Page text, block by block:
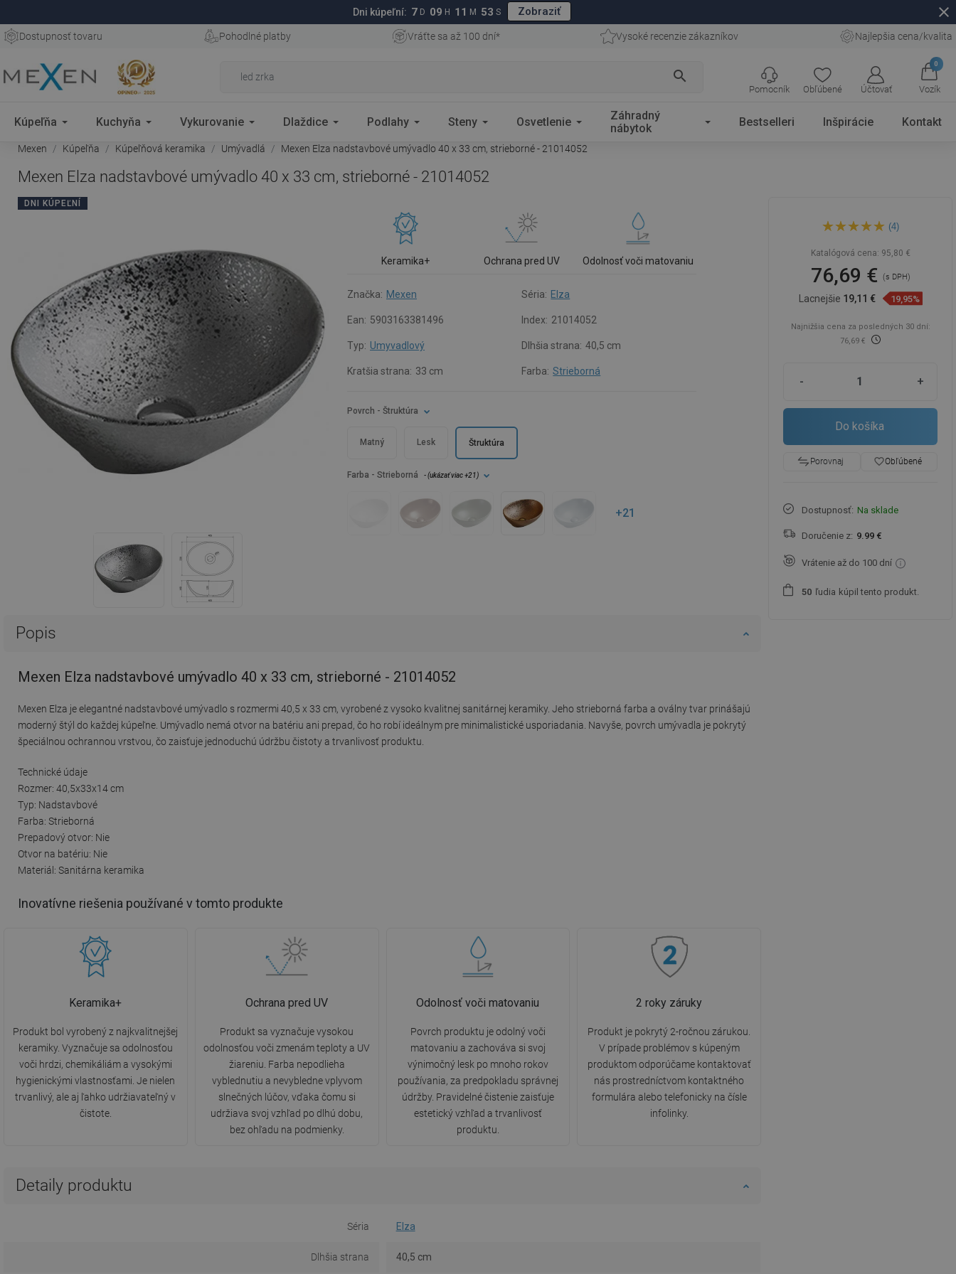
Dni kúpeľní: 7 D 09 H 11 M 52 S Zobraziť close
Dostupnosť tovaru Pohodlné platby Vráťte sa až 100 dní* Vysoké recenzie zákazníkov Najlepšia cena/kvalita
search
Obľúbené Účtovať
0
Vozík
Pomocník
Kúpeľňa Kuchyňa Vykurovanie Dlaždice Podlahy Steny Osvetlenie
Záhradný
nábytok
Bestselleri Inšpirácie Kontakt
Mexen Kúpeľňa Kúpeľňová keramika Umývadlá Mexen Elza nadstavbové umývadlo 40 x 33 cm, strieborné - 21014052
Mexen Elza nadstavbové umývadlo 40 x 33 cm, strieborné - 21014052
DNI KÚPEĽNÍ
Keramika+ Ochrana pred UV Odolnosť voči matovaniu
Značka: Mexen Séria: Elza
Ean: 5903163381496 Index: 21014052
Typ: Umyvadlový Dlhšia strana: 40,5 cm
Kratšia strana: 33 cm Farba: Strieborná
Farba - Strieborná - (ukázať viac+21)
+21
Povrch - Štruktúra
Lesk
Matný Štruktúra
Popis
Mexen Elza nadstavbové umývadlo 40 x 33 cm, strieborné - 21014052
Mexen Elza je elegantné nadstavbové umývadlo s rozmermi 40,5 x 33 cm, vyrobené z vysoko kvalitnej sanitárnej keramiky. Jeho strieborná farba a oválny tvar prinášajú
moderný štýl do každej kúpeľne. Umývadlo nemá otvor na batériu ani prepad, čo ho robí ideálnym pre minimalistické usporiadania. Navyše, povrch umývadla je pokrytý
špeciálnou ochrannou vrstvou, čo zaisťuje jednoduchú údržbu čistoty a trvanlivosť produktu.
Technické údaje
Rozmer: 40,5x33x14 cm
Typ: Nadstavbové
Farba: Strieborná
Prepadový otvor: Nie
Otvor na batériu: Nie
Materiál: Sanitárna keramika
Inovatívne riešenia používané v tomto produkte
Keramika+
Produkt bol vyrobený z najkvalitnejšej
keramiky. Vyznačuje sa odolnosťou
voči hrdzi, chemikáliám a vysokými
hygienickými vlastnosťami. Je nielen
trvanlivý, ale aj ľahko udržiavateľný v
čistote.
Ochrana pred UV
Produkt sa vyznačuje vysokou
odolnosťou voči zmenám teploty a UV
žiareniu. Farba nepodlieha
vyblednutiu a nevybledne vplyvom
slnečných lúčov, vďaka čomu si
udržiava svoj vzhľad po dlhú dobu,
bez ohľadu na podmienky.
Odolnosť voči matovaniu
Povrch produktu je odolný voči
matovaniu a zachováva si svoj
výnimočný lesk po mnoho rokov
používania, za predpokladu správnej
údržby. Pravidelné čistenie zaisťuje
estetický vzhľad a trvanlivosť
produktu.
2 roky záruky
Produkt je pokrytý 2-ročnou zárukou.
V prípade problémov s kúpeným
produktom odporúčame kontaktovať
nás prostredníctvom kontaktného
formulára alebo telefonicky na čísle
infolinky.
Detaily produktu
Séria Elza
Dlhšia strana 40,5 cm
umývadlo 40 x 33 cm,
(4)
Katalógová cena: 95,80 €
76,69 € (s DPH)
Lacnejšie 19,11 € 19,95%
Najnižšia cena za posledných 30 dní:
76,69 €
- +
Do košíka
Porovnaj favorite_borderObľúbené
Dostupnosť: Na sklade
Doručenie z: 9.99 €
Vrátenie až do 100 dní
50 ľudia kúpil tento produkt.